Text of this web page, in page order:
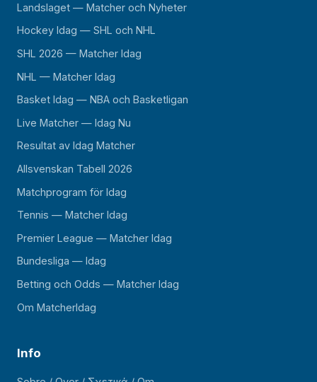
Landslaget — Matcher och Nyheter
Hockey Idag — SHL och NHL
SHL 2026 — Matcher Idag
NHL — Matcher Idag
Basket Idag — NBA och Basketligan
Live Matcher — Idag Nu
Resultat av Idag Matcher
Allsvenskan Tabell 2026
Matchprogram för Idag
Tennis — Matcher Idag
Premier League — Matcher Idag
Bundesliga — Idag
Betting och Odds — Matcher Idag
Om MatcherIdag
Info